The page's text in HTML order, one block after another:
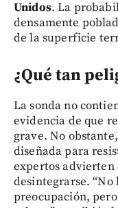
Unidos. La
densamente
de la superficie
¿Qué tan
La sonda no
evidencia de que
grave. No
diseñada para
expertos advierten
desintegrarse.
preocupación,